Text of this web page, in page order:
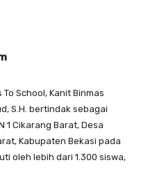
School, Kanit Binmas
S.H. bertindak sebagai
1 Cikarang Barat, Desa
Kabupaten Bekasi pada
oleh lebih dari 1.300 siswa,